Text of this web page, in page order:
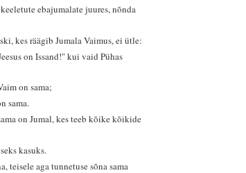
ebajumalate juures, nõnda
kes räägib Jumala Vaimus, ei ütle:
on Issand!" kui vaid Pühas
on sama;
sama.
on Jumal, kes teeb kõike kõikide
kasuks.
teisele aga tunnetuse sõna sama